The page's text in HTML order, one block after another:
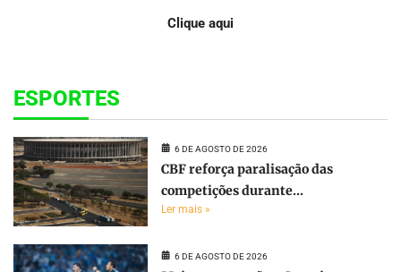
Clique aqui
ESPORTES
6 DE AGOSTO DE 2026
CBF reforça paralisação das
competições durante...
Ler mais »
6 DE AGOSTO DE 2026